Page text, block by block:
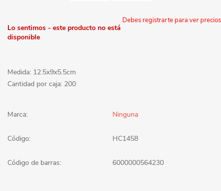
Debes registrarte para ver precios
Lo sentimos - este producto no está
disponible
Medida: 12.5x9x5.5cm
Cantidad por caja: 200
Marca: Ninguna
Código: HC1458
Código de barras: 6000000564230